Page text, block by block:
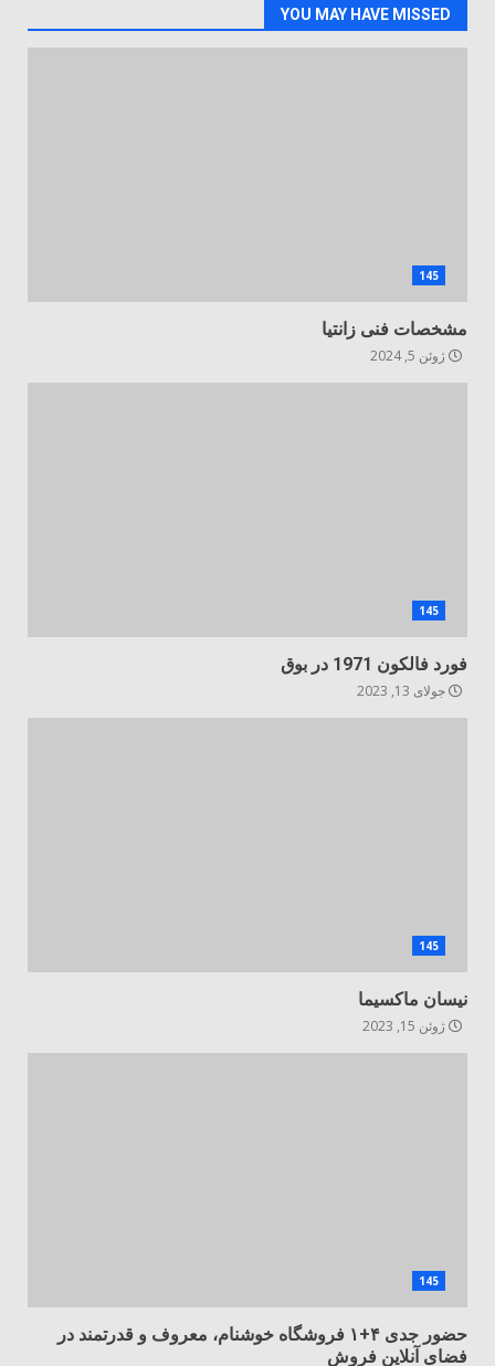
YOU MAY HAVE MISSED
145
مشخصات فنی زانتیا
ژوئن 5, 2024
145
فورد فالکون 1971 در بوق
جولای 13, 2023
145
نیسان ماکسیما
ژوئن 15, 2023
145
حضور جدی ۴+۱ فروشگاه خوشنام، معروف و قدرتمند در
فضای آنلاین فروش